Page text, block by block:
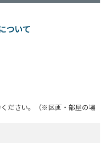
ついて
ださい。（※区画・部屋の場